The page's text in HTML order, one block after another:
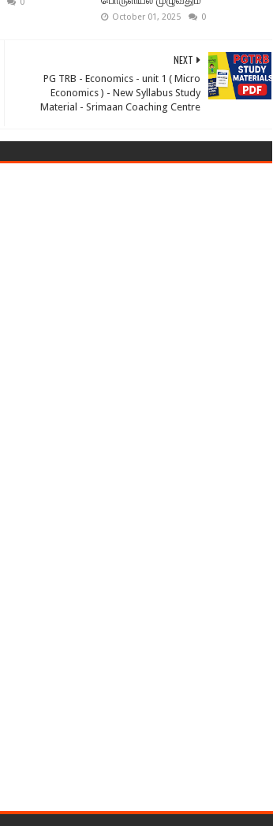
October 01, 2025 0
NEXT
PG TRB - Economics - unit 1 ( Micro
Economics ) - New Syllabus Study
Material - Srimaan Coaching Centre